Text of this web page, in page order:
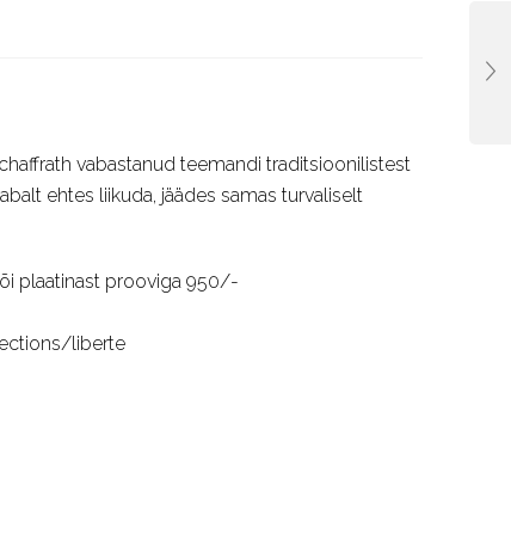
vabastanud teemandi traditsioonilistest
ehtes liikuda, jäädes samas turvaliselt
plaatinast prooviga 950/-
liberte